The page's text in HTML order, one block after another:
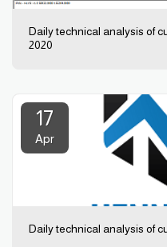
Daily technical analysis of
2020
17
Apr
Daily technical analysis of